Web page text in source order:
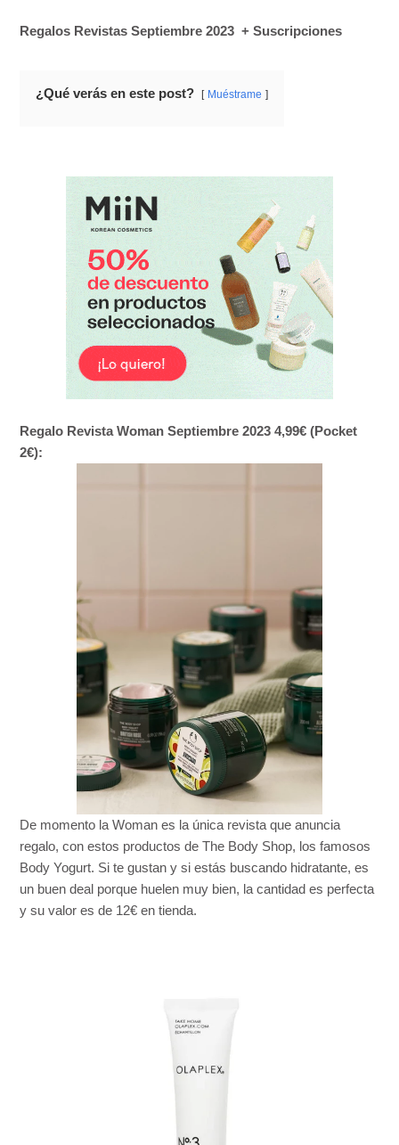
Regalos Revistas Septiembre 2023 + Suscripciones
¿Qué verás en este post? Muéstrame
Regalo Revista Woman Septiembre 2023 4,99€ (Pocket
2€):
De momento la Woman es la única revista que anuncia
regalo, con estos productos de The Body Shop, los famosos
Body Yogurt. Si te gustan y si estás buscando hidratante, es
un buen deal porque huelen muy bien, la cantidad es perfecta
y su valor es de 12€ en tienda.